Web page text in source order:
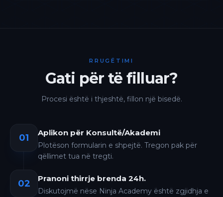
RRUGËTIMI
Gati për të filluar?
Procesi është i thjeshtë, fillon një bisedë.
01 Aplikon për Konsultë/Akademi
Plotëson formularin e shpejtë. Tregon pak për
qëllimet tua në tregti.
02 Pranoni thirrje brenda 24h.
Diskutojmë nëse Ninja Academy është zgjidhja e